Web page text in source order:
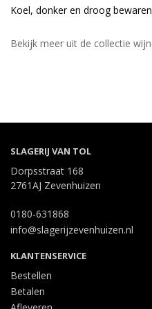
Koel, donker en droog
Bekijk meer uit de collectie
SLAGERIJ VAN TOL
Dorpsstraat 168
2761AJ Zevenhuizen
0180-631868
info@slagerijzevenhuizen.nl
KLANTENSERVICE
Bestellen
Betalen